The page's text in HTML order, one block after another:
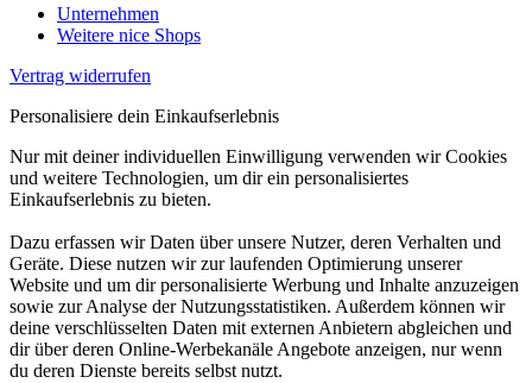
Unternehmen
Weitere nice Shops
Vertrag widerrufen
Personalisiere dein Einkaufserlebnis
Nur mit deiner individuellen Einwilligung verwenden wir Cookies
und weitere Technologien, um dir ein personalisiertes
Einkaufserlebnis zu bieten.
Dazu erfassen wir Daten über unsere Nutzer, deren Verhalten und
Geräte. Diese nutzen wir zur laufenden Optimierung unserer
Website und um dir personalisierte Werbung und Inhalte anzuzeigen
sowie zur Analyse der Nutzungsstatistiken. Außerdem können wir
deine verschlüsselten Daten mit externen Anbietern abgleichen und
dir über deren Online-Werbekanäle Angebote anzeigen, nur wenn
du deren Dienste bereits selbst nutzt.